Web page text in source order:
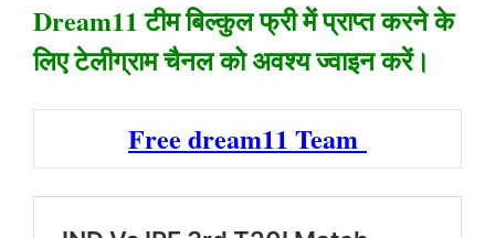
Dream11 टीम बिल्कुल फ्री में प्राप्त करने के
लिए टेलीग्राम चैनल को अवश्य ज्वाइन करें।
Free dream11 Team